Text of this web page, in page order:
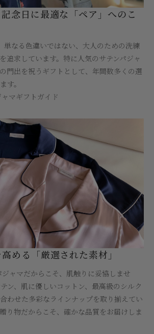
念日に最適な「ペア」へのこ
単なる色違いではない、大人のための洗練
追求しています。特に人気のサテンパジャ
門出を祝うギフトとして、年間数多くの選
す。
マギフトガイド
める「厳選された素材」
ャマだからこそ、肌触りに妥協しませ
ン、肌に優しいコットン、最高級のシルク
わせた多彩なラインナップを取り揃えてい
り物だからこそ、確かな品質をお届けしま